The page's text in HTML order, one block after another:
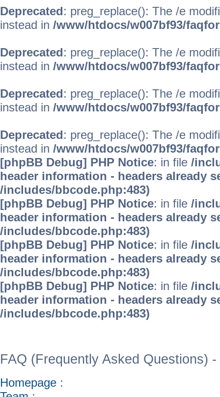
Deprecated: preg_replace(): The /e
instead in /www/htdocs/w007bf93/
Deprecated: preg_replace(): The /e
instead in /www/htdocs/w007bf93/
Deprecated: preg_replace(): The /e
instead in /www/htdocs/w007bf93/
Deprecated: preg_replace(): The /e
instead in /www/htdocs/w007bf93/
[phpBB Debug] PHP Notice: in file /
header information - headers already
/includes/bbcode.php:483)
[phpBB Debug] PHP Notice: in file /
header information - headers already
/includes/bbcode.php:483)
[phpBB Debug] PHP Notice: in file /
header information - headers already
/includes/bbcode.php:483)
[phpBB Debug] PHP Notice: in file /
header information - headers already
/includes/bbcode.php:483)
FAQ (Frequently Asked Questions)
Homepage :